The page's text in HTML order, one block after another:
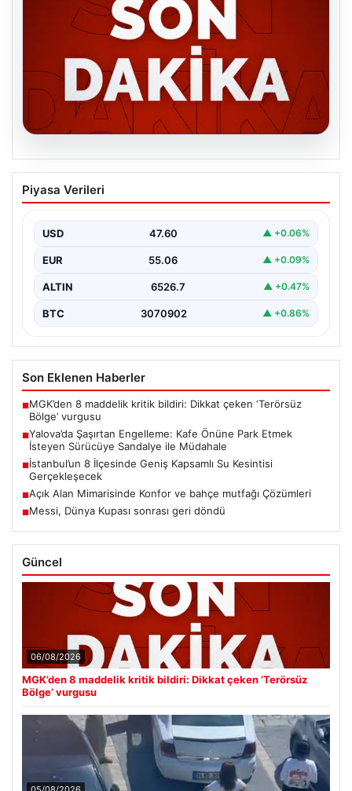
05.08.2026
Yalova’da Şaşırtan Engelleme: Kafe
Önüne Park Etmek İsteyen Sürücüye
Yalova'da yaşanan sıra dışı bir olay, gündeme damgasını
Piyasa Verileri
USD 47.60 ▲ +0.06%
EUR 55.06 ▲ +0.09%
ALTIN 6526.7 ▲ +0.47%
BTC 3070902 ▲ +0.86%
Son Eklenen Haberler
■MGK’den 8 maddelik kritik bildiri: Dikkat çeken ‘Terörsüz
Bölge’ vurgusu
■Yalova’da Şaşırtan Engelleme: Kafe Önüne Park Etmek
İsteyen Sürücüye Sandalye ile Müdahale
■İstanbul’un 8 İlçesinde Geniş Kapsamlı Su Kesintisi
Gerçekleşecek
■Açık Alan Mimarisinde Konfor ve bahçe mutfağı Çözümleri
■Messi, Dünya Kupası sonrası geri döndü
Güncel
06/08/2026
MGK’den 8 maddelik kritik bildiri: Dikkat çeken ‘Terörsüz
Bölge’ vurgusu